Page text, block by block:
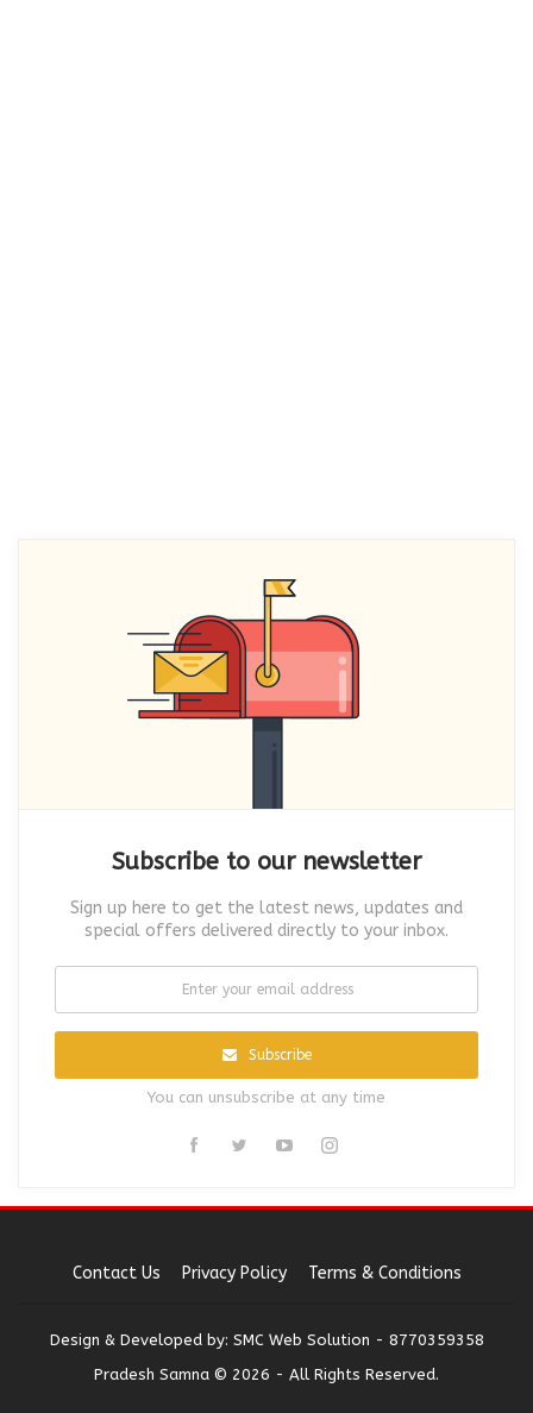
Subscribe to our newsletter
Sign up here to get the latest news, updates and
special offers delivered directly to your inbox.
Subscribe
You can unsubscribe at any time
Contact Us Privacy Policy Terms & Conditions
Design & Developed by: SMC Web Solution - 8770359358
Pradesh Samna © 2026 - All Rights Reserved.